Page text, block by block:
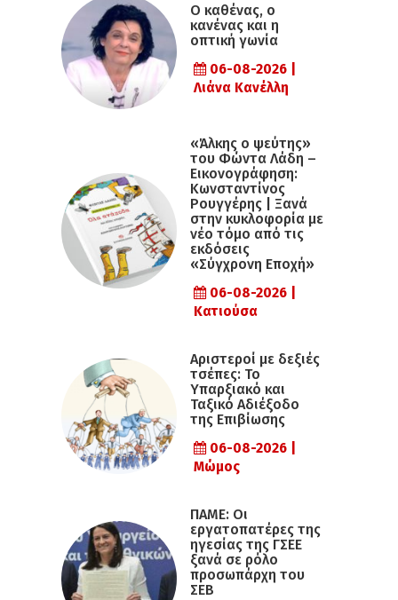
Ο καθένας, ο
κανένας και η
οπτική γωνία
06-08-2026 |
Λιάνα Κανέλλη
«Άλκης ο ψεύτης»
του Φώντα Λάδη –
Εικονογράφηση:
Κωνσταντίνος
Ρουγγέρης | Ξανά
στην κυκλοφορία με
νέο τόμο από τις
εκδόσεις
«Σύγχρονη Εποχή»
06-08-2026 |
Κατιούσα
Αριστεροί με δεξιές
τσέπες: Το
Υπαρξιακό και
Ταξικό Αδιέξοδο
της Επιβίωσης
06-08-2026 |
Μώμος
ΠΑΜΕ: Οι
εργατοπατέρες της
ηγεσίας της ΓΣΕΕ
ξανά σε ρόλο
προσωπάρχη του
ΣΕΒ